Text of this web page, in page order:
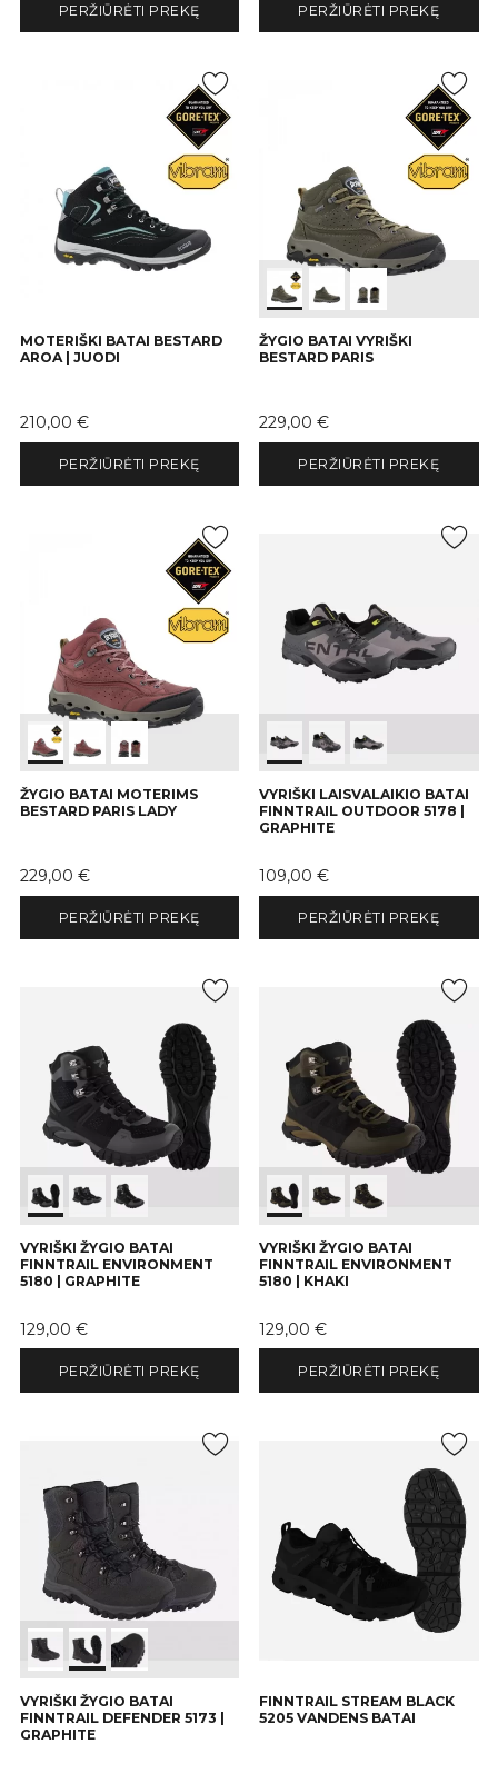
PERŽIŪRĖTI PREKĘ PERŽIŪRĖTI PREKĘ
MOTERIŠKI BATAI BESTARD
AROA | JUODI
Kaina
210,00 €
PERŽIŪRĖTI PREKĘ
ŽYGIO BATAI VYRIŠKI
BESTARD PARIS
Kaina
229,00 €
PERŽIŪRĖTI PREKĘ
ŽYGIO BATAI MOTERIMS
BESTARD PARIS LADY
Kaina
229,00 €
PERŽIŪRĖTI PREKĘ
VYRIŠKI LAISVALAIKIO BATAI
FINNTRAIL OUTDOOR 5178 |
GRAPHITE
Kaina
109,00 €
PERŽIŪRĖTI PREKĘ
VYRIŠKI ŽYGIO BATAI
FINNTRAIL ENVIRONMENT
5180 | GRAPHITE
Kaina
129,00 €
PERŽIŪRĖTI PREKĘ
VYRIŠKI ŽYGIO BATAI
FINNTRAIL ENVIRONMENT
5180 | KHAKI
Kaina
129,00 €
PERŽIŪRĖTI PREKĘ
VYRIŠKI ŽYGIO BATAI
FINNTRAIL DEFENDER 5173 |
GRAPHITE
FINNTRAIL STREAM BLACK
5205 VANDENS BATAI